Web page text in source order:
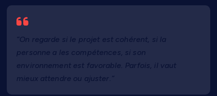
“On regarde si le projet est cohérent, si la
personne a les compétences, si son
environnement est favorable. Parfois, il vaut
mieux attendre ou ajuster.”